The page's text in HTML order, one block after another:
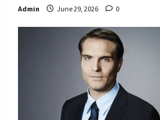
Admin June 29, 2026 0